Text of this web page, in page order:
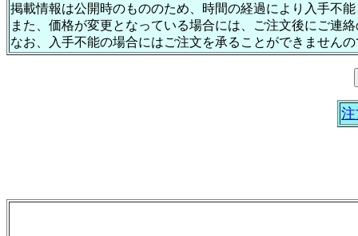
掲載情報は公開時のもののため、時間の経過により入手不
また、価格が変更となっている場合には、ご注文後にご連
なお、入手不能の場合にはご注文を承ることができません